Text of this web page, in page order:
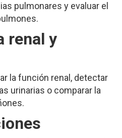
pulmonares y evaluar el
renal y
la función renal, detectar
urinarias o comparar la